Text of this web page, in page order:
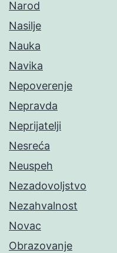
Narod
Nasilje
Nauka
Navika
Nepoverenje
Nepravda
Neprijatelji
Nesreća
Neuspeh
Nezadovoljstvo
Nezahvalnost
Novac
Obrazovanje